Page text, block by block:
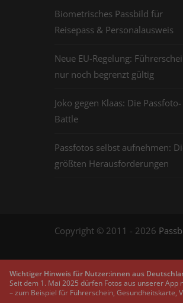
Biometrisches Passbild für
Reisepass & Personalausweis
Neue EU-Regelung:
nur noch begrenzt gültig
Joko gegen Klaas: Die Passfoto-
Battle
Passfotos selbst aufnehmen:
größten Herausforderungen
Copyright © 2011 - 2026
Wichtiger Hinweis für Nutzer:innen aus
Seit dem 1. Mai 2025 dürfen Fotos aus unserer
– zum Beispiel für Führerschein, Gesundheitskarte,